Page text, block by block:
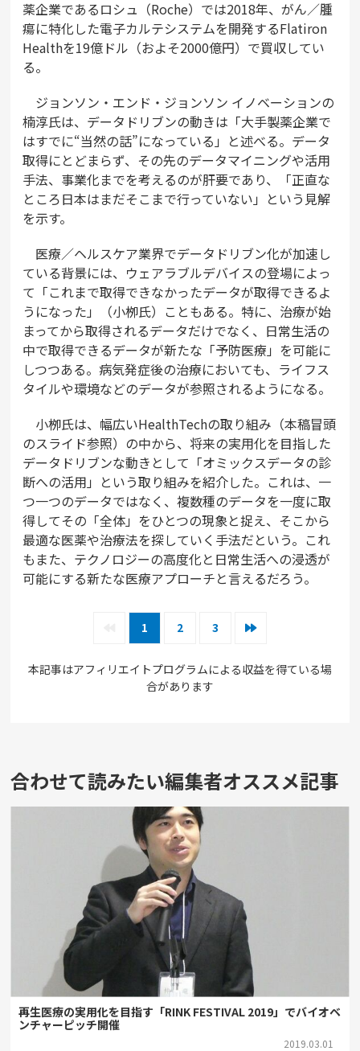
薬企業であるロシュ（Roche）では2018年、がん／腫
瘍に特化した電子カルテシステムを開発するFlatiron
Healthを19億ドル（およそ2000億円）で買収してい
る。
ジョンソン・エンド・ジョンソン イノベーションの
楠淳氏は、データドリブンの動きは「大手製薬企業で
はすでに“当然の話”になっている」と述べる。データ
取得にとどまらず、その先のデータマイニングや活用
手法、事業化までを考えるのが肝要であり、「正直な
ところ日本はまだそこまで行っていない」という見解
を示す。
医療／ヘルスケア業界でデータドリブン化が加速し
ている背景には、ウェアラブルデバイスの登場によっ
て「これまで取得できなかったデータが取得できるよ
うになった」（小栁氏）こともある。特に、治療が始
まってから取得されるデータだけでなく、日常生活の
中で取得できるデータが新たな「予防医療」を可能に
しつつある。病気発症後の治療においても、ライフス
タイルや環境などのデータが参照されるようになる。
小栁氏は、幅広いHealthTechの取り組み（本稿冒頭
のスライド参照）の中から、将来の実用化を目指した
データドリブンな動きとして「オミックスデータの診
断への活用」という取り組みを紹介した。これは、一
つ一つのデータではなく、複数種のデータを一度に取
得してその「全体」をひとつの現象と捉え、そこから
最適な医薬や治療法を探していく手法だという。これ
もまた、テクノロジーの高度化と日常生活への浸透が
可能にする新たな医療アプローチと言えるだろう。
1 2 3
本記事はアフィリエイトプログラムによる収益を得ている場
合があります
合わせて読みたい編集者オススメ記事
再生医療の実用化を目指す「RINK FESTIVAL 2019」でバイオベ
ンチャーピッチ開催
2019.03.01